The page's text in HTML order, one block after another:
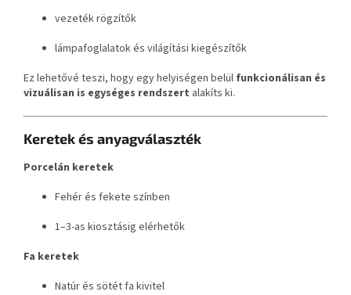
vezeték rögzítők
lámpafoglalatok és világítási kiegészítők
Ez lehetővé teszi, hogy egy helyiségen belül funkcionálisan és
vizuálisan is egységes rendszert alakíts ki.
Keretek és anyagválaszték
Porcelán keretek
Fehér és fekete színben
1–3-as kiosztásig elérhetők
Fa keretek
Natúr és sötét fa kivitel